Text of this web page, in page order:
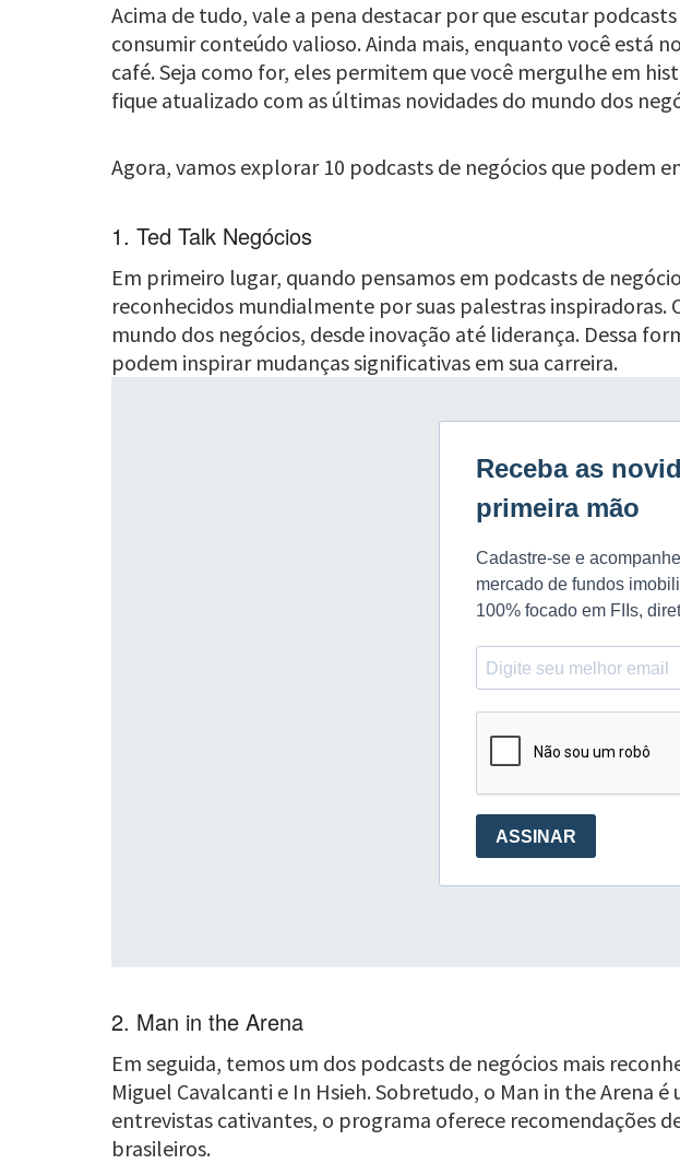
Acima de tudo, vale a pena destacar por que escutar
consumir conteúdo valioso. Ainda mais, enquanto você está
café. Seja como for, eles permitem que você mergulhe em
fique atualizado com as últimas novidades do mundo dos
Agora, vamos explorar 10 podcasts de negócios que podem
1. Ted Talk Negócios
Em primeiro lugar, quando pensamos em podcasts de
reconhecidos mundialmente por suas palestras inspiradoras.
mundo dos negócios, desde inovação até liderança. Dessa
podem inspirar mudanças significativas em sua carreira.
2. Man in the Arena
Em seguida, temos um dos podcasts de negócios mais
Miguel Cavalcanti e In Hsieh. Sobretudo, o Man in the
entrevistas cativantes, o programa oferece recomendações
brasileiros.